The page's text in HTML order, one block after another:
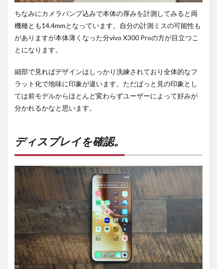
ちなみにカメラバンプ込みで本体の厚みを計測してみると両
機種とも14.4mmとなっています。自分の計測ミスの可能性も
がありますが本体薄くなった分vivo X300 Proの方が目立つこ
とになります。
細部で見ればデザインはしっかり洗練されており全体的なフ
ラット化で地味に印象が違います。ただぱっと見の印象とし
ては前モデルからほとんど変わらずユーザーによって好みが
分かれるかなと思います。
ディスプレイを確認。